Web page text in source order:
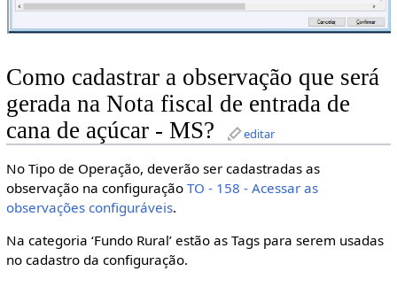
Como cadastrar a observação que será
gerada na Nota fiscal de entrada de
cana de açúcar - MS?
editar
No Tipo de Operação, deverão ser cadastradas as
observação na configuração TO - 158 - Acessar as
observações configuráveis.
Na categoria ‘Fundo Rural’ estão as Tags para serem usadas
no cadastro da configuração.